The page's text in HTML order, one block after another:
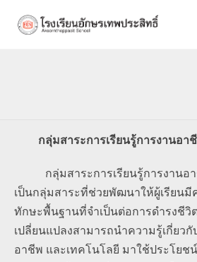
กลุ่มสาระการเรียนรู้การงานอา
กลุ่มสาระการเรียนรู้การงานอา
เป็นกลุ่มสาระที่ช่วยพัฒนาให้ผู้เรียนมี
ทักษะพื้นฐานที่จำเป็นต่อการดำรงชีวิ
เปลี่ยนแปลงสามารถนำความรู้เกี่ยวกั
อาชีพ และเทคโนโลยี มาใช้ประโยช